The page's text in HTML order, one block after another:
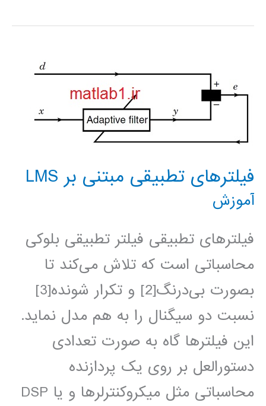
FIR
که
سیگنال
های
دیجیتال
DSP
فیلترهای تطبیقی مبتنی بر LMS
آموزش
فیلترهای تطبیقی فیلتر تطبیقی بلوکی
محاسباتی است که تلاش می‌کند تا
بصورت بی‌درنگ[2] و تکرار شونده[3]
نسبت دو سیگنال را به هم مدل نماید.
این فیلترها گاه به صورت تعدادی
دستورالعل بر روی یک پردازنده
محاسباتی مثل میکروکنترلر‌ها و یا DSP